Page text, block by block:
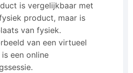
is vergelijkbaar met
product, maar is
van fysiek.
van een virtueel
een online